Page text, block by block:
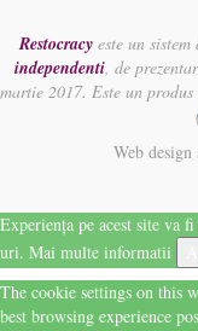
Restocracy este un
independenti, de
martie 2017. Este un
Web
Experiența pe acest site va
uri. Mai multe informatii
The cookie settings on this
best browsing experience